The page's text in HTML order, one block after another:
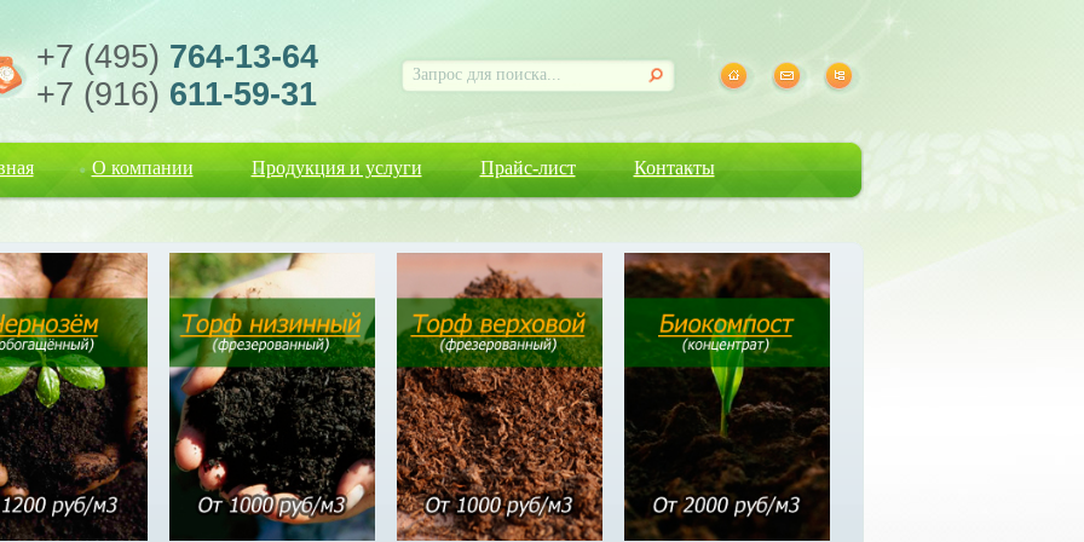
+7 (495) 764-13-64
+7 (916) 611-59-31
О компании Продукция и услуги Прайс-лист Контакты